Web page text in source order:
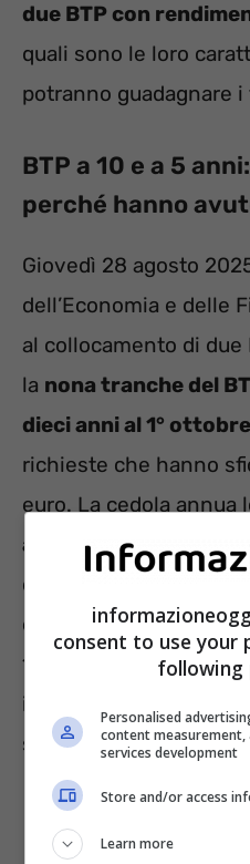
due BTP con
quali sono le loro
potranno guadagnare
BTP a 10 e a 5
perché hanno
Giovedì 28 agosto
dell’Economia e delle
al collocamento di due
la nona tranche del
dieci anni al 1°
richieste che hanno
euro. La cedola annua
al 3,58%
, mentre
del Buono del Tesoro è
euro. La prima cedola
1° ottobre 2025; il
invece, è stato fissato
settembre.
consent to use your
following
Personalised
content measurement,
services development
Store and/or access
Learn more